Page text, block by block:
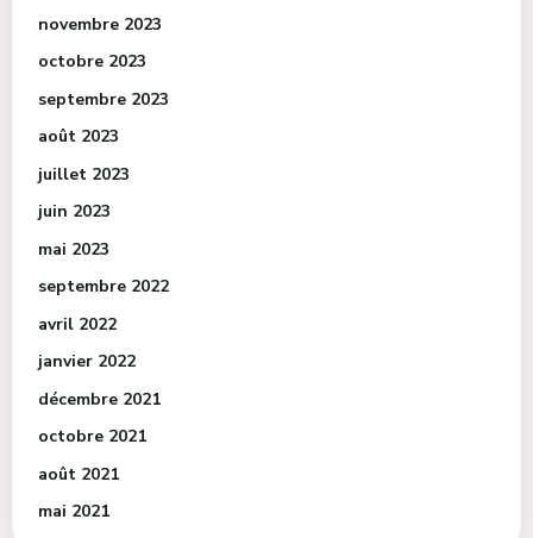
novembre 2023
octobre 2023
septembre 2023
août 2023
juillet 2023
juin 2023
mai 2023
septembre 2022
avril 2022
janvier 2022
décembre 2021
octobre 2021
août 2021
mai 2021